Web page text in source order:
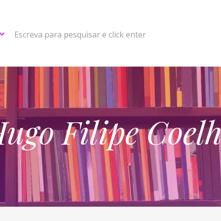
Escreva para pesquisar e click enter
Filipe